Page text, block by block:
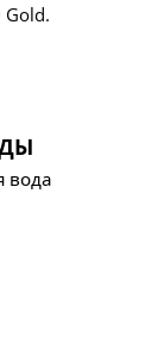
Gold.
вода